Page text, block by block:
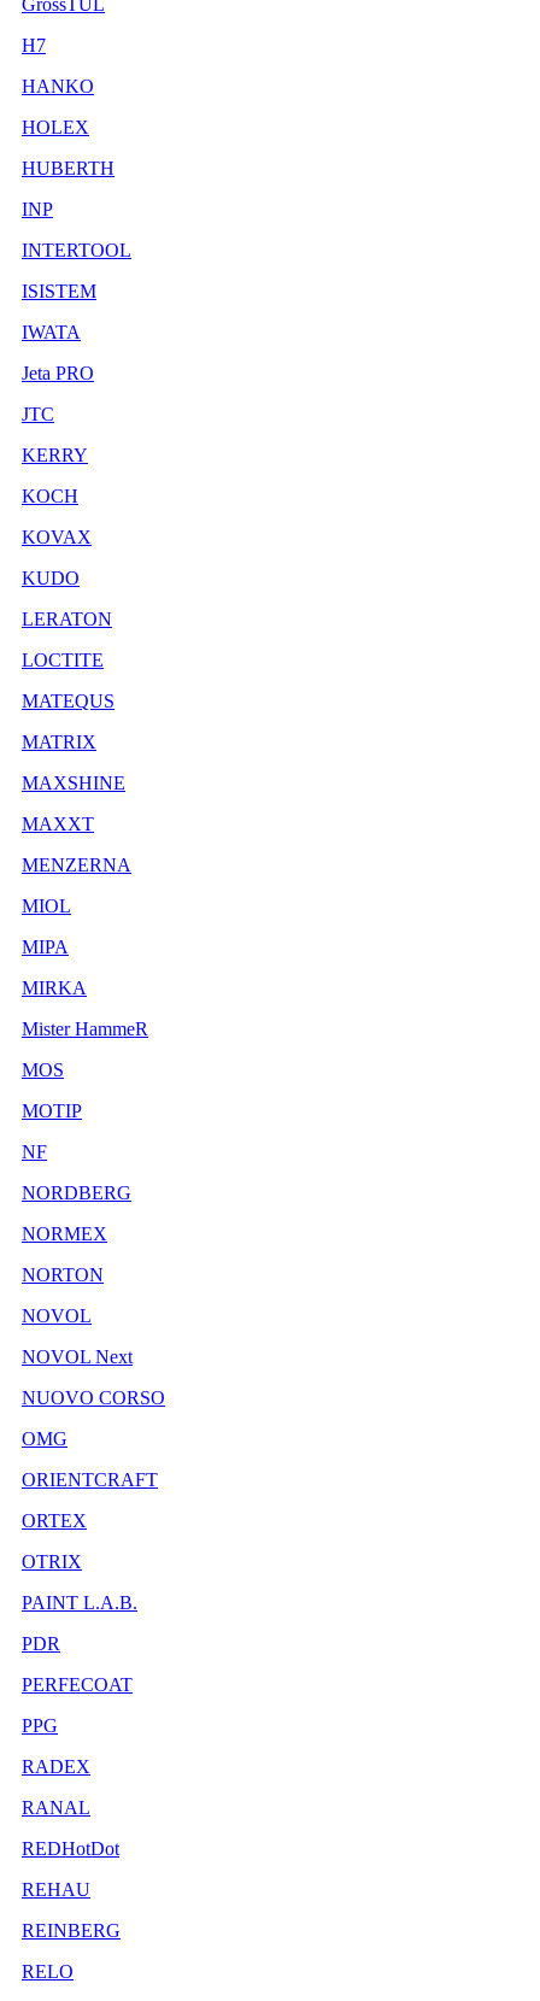
H7
HANKO
HOLEX
HUBERTH
INP
INTERTOOL
ISISTEM
IWATA
Jeta PRO
JTC
KERRY
KOCH
KOVAX
KUDO
LERATON
LOCTITE
MATEQUS
MATRIX
MAXSHINE
MAXXT
MENZERNA
MIOL
MIPA
MIRKA
Mister HammeR
MOS
MOTIP
NF
NORDBERG
NORMEX
NORTON
NOVOL
NOVOL Next
NUOVO CORSO
OMG
ORIENTCRAFT
ORTEX
OTRIX
PAINT L.A.B.
PDR
PERFECOAT
PPG
RADEX
RANAL
REDHotDot
REHAU
REINBERG
RELO